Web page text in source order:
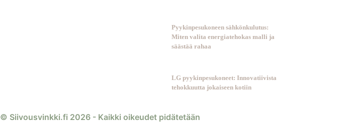
Pyykinpesukoneen sähkönkulutus:
Miten valita energiatehokas malli ja
säästää rahaa
LG pyykinpesukoneet: Innovatiivista
tehokkuutta jokaiseen kotiin
© Siivousvinkki.fi 2026 - Kaikki oikeudet pidätetään